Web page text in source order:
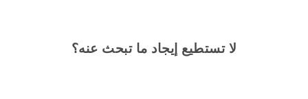
لا تستطيع إيجاد ما تبحث عنه؟